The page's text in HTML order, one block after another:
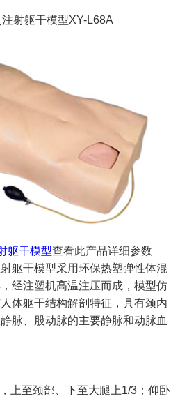
射躯干模型XY-L68A
躯干模型查看此产品详细参数
躯干模型采用环保热塑弹性体混
经注塑机高温注压而成，模型仿
体躯干结构解剖特征，具有颈内
脉、股动脉的主要静脉和动脉血
上至颈部、下至大腿上1/3；仰卧